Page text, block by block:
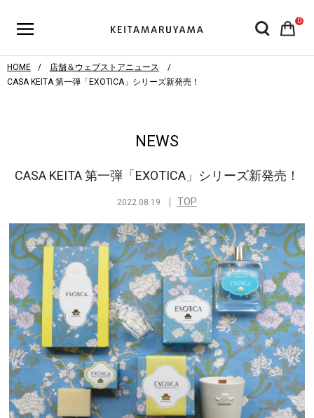
0
HOME
店舗＆ウェブストアニュース
CASA KEITA 第一弾「EXOTICA」シリーズ新発売！
NEWS
CASA KEITA 第一弾「EXOTICA」シリーズ新発売！
2022.08.19 TOP